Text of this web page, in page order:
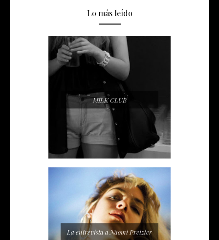
Lo más leído
MILK CLUB
La entrevista a Naomi Preizler